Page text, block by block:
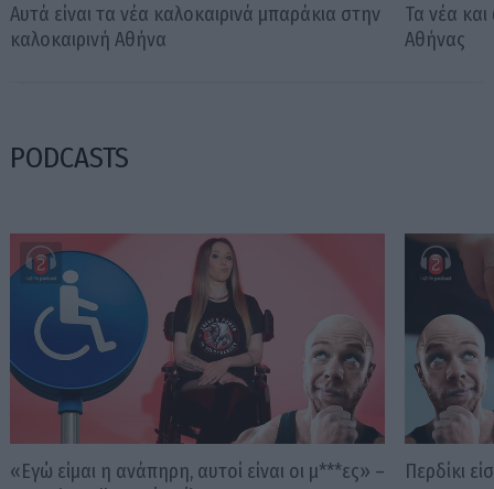
Αυτά είναι τα νέα καλοκαιρινά μπαράκια στην
καλοκαιρινή Αθήνα
Τα νέα
Αθήνας
PODCASTS
«Εγώ είμαι η ανάπηρη, αυτοί είναι οι μ***ες» –
Περδίκι